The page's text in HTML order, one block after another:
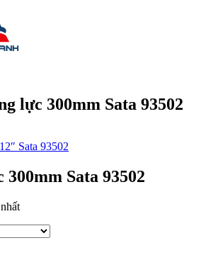
lực 300mm Sata 93502
Sata 93502
Sata 93502